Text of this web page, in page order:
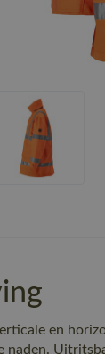
en
naden.